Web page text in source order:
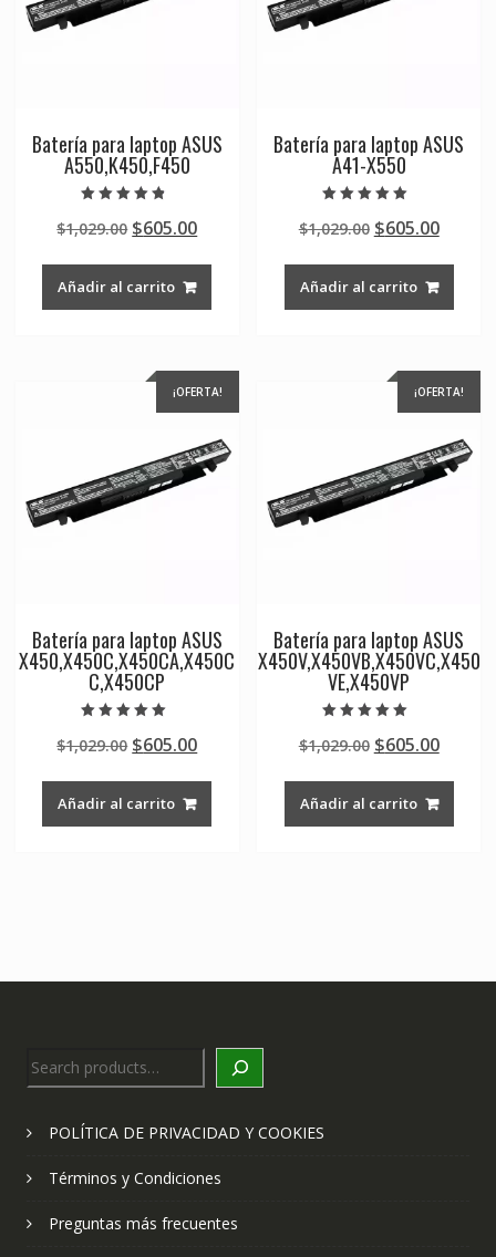
Batería para laptop ASUS
A550,K450,F450
4.50
de 5
$1,029.00 Original
was:
$1,029.00.
$605.00Current
Añadir al carrito
Batería para laptop ASUS
A41-X550
5.00
de 5
$1,029.00 Original
was:
$1,029.00.
$605.00
Añadir al carrito
¡OFERTA!
Batería para laptop ASUS
X450,X450C,X450CA,X450C
C,X450CP
5.00
de 5
$1,029.00 Original
was:
$1,029.00.
$605.00Current
Añadir al carrito
¡OFERTA!
Batería para laptop ASUS
X450V,X450VB,X450VC,X450
VE,X450VP
5.00
de 5
$1,029.00 Original
was:
$1,029.00.
$605.00
Añadir al carrito
Search
POLÍTICA DE PRIVACIDAD Y COOKIES
Términos y Condiciones
Preguntas más frecuentes